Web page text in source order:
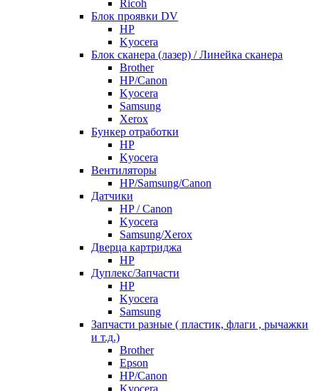
Ricoh
Блок проявки DV
HP
Kyocera
Блок сканера (лазер) / Линейка сканера
Brother
HP/Canon
Kyocera
Samsung
Xerox
Бункер отработки
HP
Kyocera
Вентиляторы
HP/Samsung/Canon
Датчики
HP / Canon
Kyocera
Samsung/Xerox
Дверца картриджа
HP
Дуплекс/Запчасти
HP
Kyocera
Samsung
Запчасти разные ( пластик, флаги , рычажки
и т.д.)
Brother
Epson
HP/Canon
Kyocera